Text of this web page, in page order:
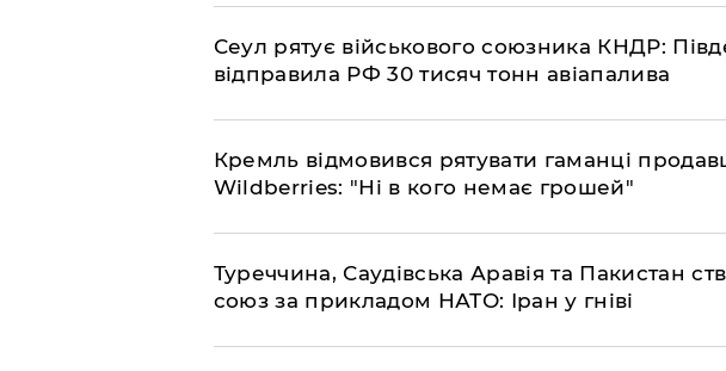
​Сеул рятує військового союзника КНДР:
відправила РФ 30 тисяч тонн авіапалива
​Кремль відмовився рятувати гаманці
Wildberries: "Ні в кого немає грошей"
​Туреччина, Саудівська Аравія та Пакистан
союз за прикладом НАТО: Іран у гніві